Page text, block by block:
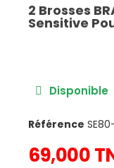
2 Brosses
Sensitive
Disponible
Référence
69,000